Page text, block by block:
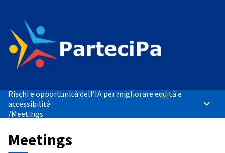
Rischi e opportunità dell’IA per migliorare equità e
accessibilità
/Meetings
Main
Meetings